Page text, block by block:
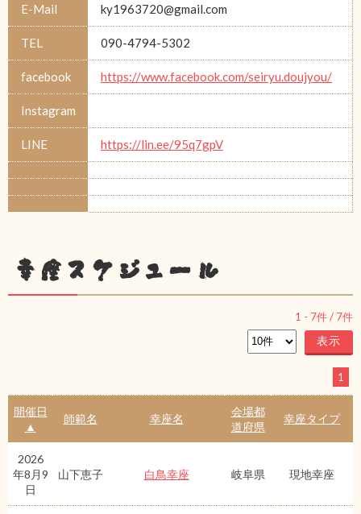
E-Mail ky1963720@gmail.com
TEL 090-4794-5302
facebook https://www.facebook.com/seiryu.doujyou/
Instagram
LINE https://lin.ee/95q7gpV
幸座スケジュール
1 - 7件 / 7件
1
開催日
▲
師範名 幸座名
会場都
道府県
幸座タイプ
2026
年8月9
日
山下恵子 白鳥幸座 岐阜県 現地幸座